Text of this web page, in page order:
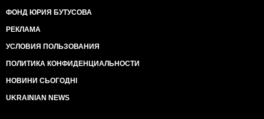
ФОНД ЮРИЯ БУТУСОВА
РЕКЛАМА
УСЛОВИЯ ПОЛЬЗОВАНИЯ
ПОЛИТИКА КОНФИДЕНЦИАЛЬНОСТИ
НОВИНИ СЬОГОДНІ
UKRAINIAN NEWS